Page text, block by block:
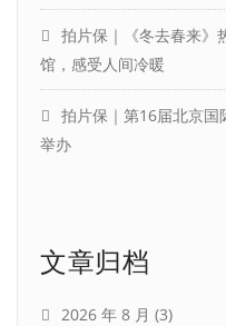
拍片保｜《冬去春来》
馆，感受人间冷暖
拍片保｜第16届北京国
举办
文章归档
2026 年 8 月 (3)